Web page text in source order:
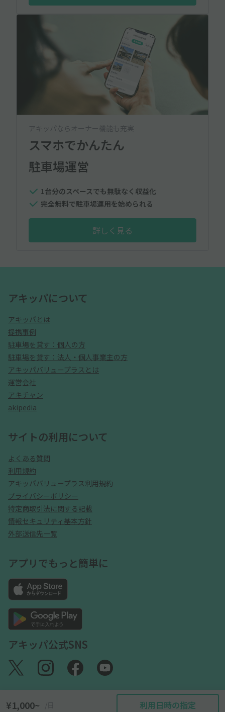
¥1,000~ /日 利用日時の指定
アキッパならオーナー機能も充実
スマホでかんたん
駐車場運営
1台分のスペースでも無駄なく収益化
完全無料で駐車場運用を始められる
詳しく見る
アキッパについて
アキッパとは
提携事例
駐車場を貸す：個人の方
駐車場を貸す：法人・個人事業主の方
アキッパバリュープラスとは
運営会社
アキチャン
akipedia
サイトの利用について
よくある質問
利用規約
アキッパバリュープラス利用規約
プライバシーポリシー
特定商取引法に関する記載
情報セキュリティ基本方針
外部送信先一覧
アプリでもっと簡単に
アキッパ公式SNS
©akippa Inc. All Rights Reserved.